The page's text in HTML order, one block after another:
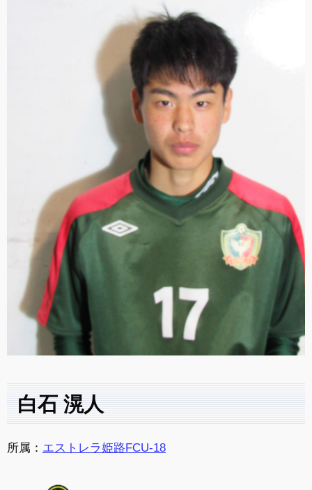
白石 滉人
所属： エストレラ姫路FCU-18